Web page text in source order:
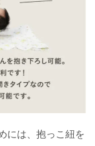
には、抱っこ紐を